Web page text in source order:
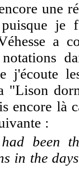
une
je
a
j'écoute
"Lison
encore là
:
been
in the